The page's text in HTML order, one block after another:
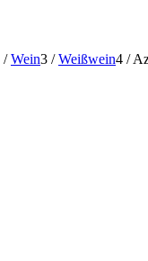
/ Wein3 / Weißwein4 /